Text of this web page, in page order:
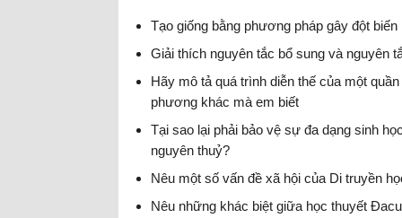
Tạo giống bằng phương pháp gây đột biến
Giải thích nguyên tắc bổ sung và nguyên
Hãy mô tả quá trình diễn thế của một
phương khác mà em biết
Tại sao lại phải bảo vệ sự đa dạng sinh
nguyên thuỷ?
Nêu một số vấn đề xã hội của Di truyền
Nêu những khác biệt giữa học thuyết